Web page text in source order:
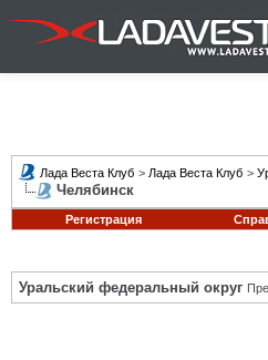
Лада Веста Клуб > Лада Веста Клуб >
Челябинск
Регистрация
Уральский федеральный округ